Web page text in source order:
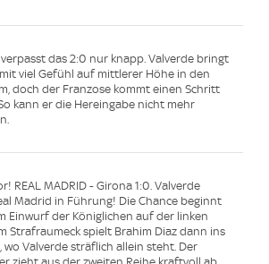
das 2:0 nur knapp. Valverde bringt
viel Gefühl auf mittlerer Höhe in den
doch der Franzose kommt einen Schritt
kann er die Hereingabe nicht mehr
REAL MADRID - Girona 1:0. Valverde
Madrid in Führung! Die Chance beginnt
Einwurf der Königlichen auf der linken
Strafraumeck spielt Brahim Diaz dann ins
wo Valverde sträflich allein steht. Der